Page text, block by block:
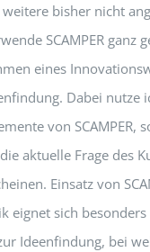
bisher nicht
SCAMPER ganz
eines
Dabei nutze
von SCAMPER,
aktuelle Frage des
Einsatz von
eignet sich
Ideenfindung, bei